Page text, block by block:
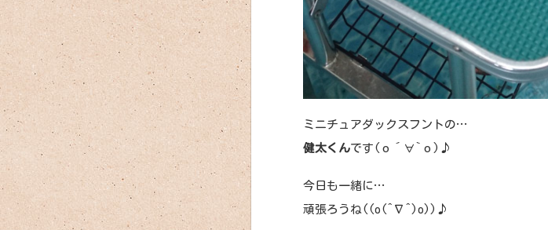
ミニチュアダックスフントの…
健太くんです(о´∀`о)♪
今日も一緒に…
頑張ろうね((o(^∇^)o))♪